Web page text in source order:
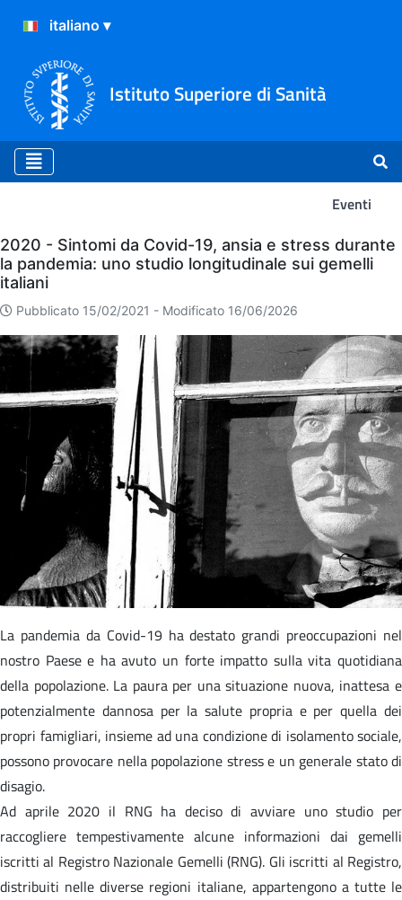
Istituto Superiore di Sanità
Eventi
Eventi
2020 - Sintomi da Covid-19, ansia e stress durante
la pandemia: uno studio longitudinale sui gemelli
italiani
Pubblicato 15/02/2021 - Modificato 16/06/2026
La pandemia da Covid-19 ha destato grandi preoccupazioni nel
nostro Paese e ha avuto un forte impatto sulla vita quotidiana
della popolazione. La paura per una situazione nuova, inattesa e
potenzialmente dannosa per la salute propria e per quella dei
propri famigliari, insieme ad una condizione di isolamento sociale,
possono provocare nella popolazione stress e un generale stato di
disagio.
Ad aprile 2020 il RNG ha deciso di avviare uno studio per
raccogliere tempestivamente alcune informazioni dai gemelli
iscritti al Registro Nazionale Gemelli (RNG). Gli iscritti al Registro,
distribuiti nelle diverse regioni italiane, appartengono a tutte le